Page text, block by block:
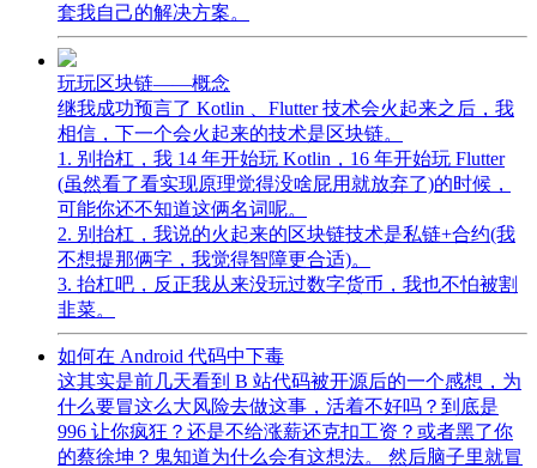
套我自己的解决方案。
玩玩区块链——概念
继我成功预言了 Kotlin 、Flutter 技术会火起来之后，我
相信，下一个会火起来的技术是区块链。
1. 别抬杠，我 14 年开始玩 Kotlin，16 年开始玩 Flutter
(虽然看了看实现原理觉得没啥屁用就放弃了)的时候，
可能你还不知道这俩名词呢。
2. 别抬杠，我说的火起来的区块链技术是私链+合约(我
不想提那俩字，我觉得智障更合适)。
3. 抬杠吧，反正我从来没玩过数字货币，我也不怕被割
韭菜。
如何在 Android 代码中下毒
这其实是前几天看到 B 站代码被开源后的一个感想，为
什么要冒这么大风险去做这事，活着不好吗？到底是
996 让你疯狂？还是不给涨薪还克扣工资？或者黑了你
的蔡徐坤？鬼知道为什么会有这想法。 然后脑子里就冒